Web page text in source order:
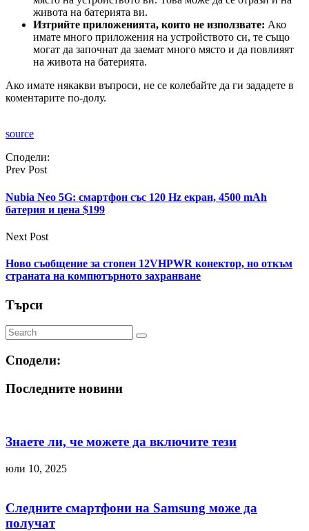
живота на батерията ви.
Изтрийте приложенията, които не използвате: Ако
имате много приложения на устройството си, те също
могат да започнат да заемат много място и да повлияят
на живота на батерията.
Ако имате някакви въпроси, не се колебайте да ги зададете в
коментарите по-долу.
source
Сподели:
Prev Post
Nubia Neo 5G: смартфон със 120 Hz екран, 4500 mAh
батерия и цена $199
Next Post
Ново съобщение за стопен 12VHPWR конектор, но откъм
страната на компютърното захранване
Търси
Сподели:
Последните новини
Знаете ли, че можете да включите тези
юли 10, 2025
Следните смартфони на Samsung може да
получат